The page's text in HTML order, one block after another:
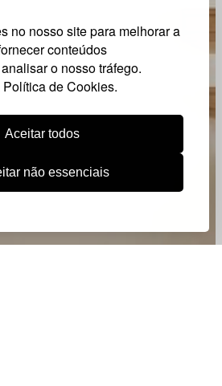
no nosso site para melhorar a
conteúdos
o nosso tráfego.
de Cookies.
Aceitar todos
não essenciais